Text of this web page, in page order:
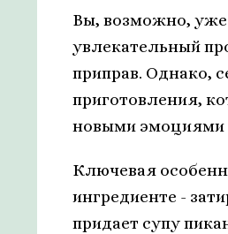
Вы, возможно, уже
увлекательный
приправ. Однако,
приготовления,
новыми эмоциями
Ключевая
ингредиенте -
придает супу